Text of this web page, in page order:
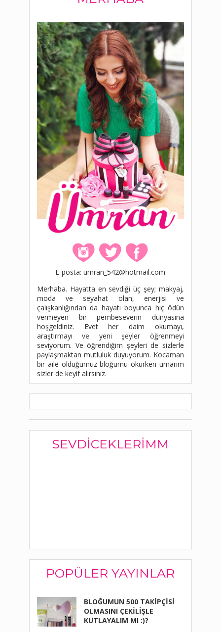
E-posta: umran_542@hotmail.com
Merhaba. Hayatta en sevdiği üç şey; makyaj,
moda ve seyahat olan, enerjisi ve
çalışkanlığından da hayatı boyunca hiç ödün
vermeyen bir pembeseverin dünyasına
hoşgeldiniz. Evet her daim okumayı,
araştırmayı ve yeni şeyler öğrenmeyi
seviyorum. Ve öğrendiğim şeyleri de sizlerle
paylaşmaktan mutluluk duyuyorum. Kocaman
bir aile olduğumuz bloğumu okurken umarım
sizler de keyif alırsınız.
SEVDICEKLERIMM
POPÜLER YAYINLAR
BLOĞUMUN 500 TAKİPÇİSİ
OLMASINI ÇEKİLİŞLE
KUTLAYALIM MI :)?